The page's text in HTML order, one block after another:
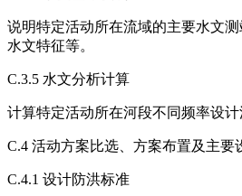
说明特定活动所在流域的主要水文
水文特征等。
C.3.5 水文分析计算
计算特定活动所在河段不同频率设计
C.4 活动方案比选、方案布置及主要
C.4.1 设计防洪标准